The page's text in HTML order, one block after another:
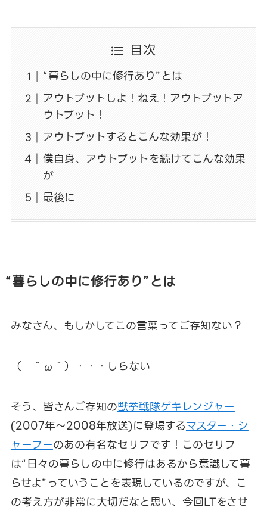
目次
“暮らしの中に修行あり”とは
アウトプットしよ！ねえ！アウトプットア
ウトプット！
アウトプットするとこんな効果が！
僕自身、アウトプットを続けてこんな効果
が
最後に
“暮らしの中に修行あり”とは
みなさん、もしかしてこの言葉ってご存知ない？
（ ＾ω＾）・・・しらない
そう、皆さんご存知の獣拳戦隊ゲキレンジャー
(2007年～2008年放送)に登場するマスター・シ
ャーフーのあの有名なセリフです！このセリフ
は“日々の暮らしの中に修行はあるから意識して暮
らせよ”っていうことを表現しているのですが、こ
の考え方が非常に大切だなと思い、今回LTをさせ